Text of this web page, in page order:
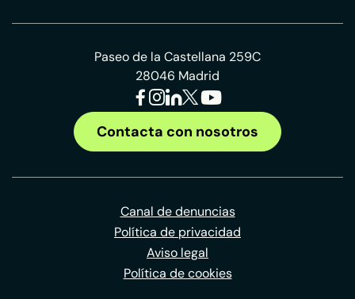
Paseo de la Castellana 259C
28046 Madrid
Contacta con nosotros
Canal de denuncias
Política de privacidad
Aviso legal
Política de cookies